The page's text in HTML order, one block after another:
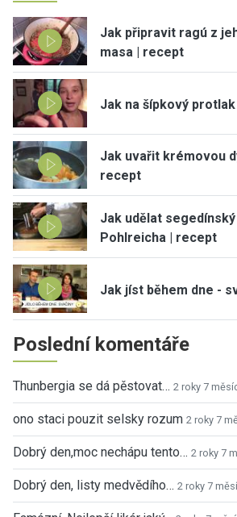
Jak připravit ragú z
masa | recept
Jak na šípkový
Jak uvařit krémovou
recept
Jak udělat
Pohlreicha | recept
Jak jíst během dne -
Poslední komentáře
Thunbergia se dá pěstovat… 2 roky 7
ono staci pouzit selsky rozum 2 roky 7
Dobrý den,moc nechápu tento… 2 roky 7
Dobrý den, listy medvědího… 2 roky 7